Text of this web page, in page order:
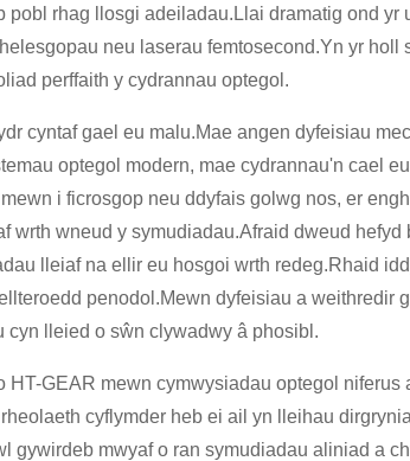
rhag llosgi adeiladau.Llai dramatig ond
neu laserau femtosecond.Yn yr holl
perffaith y cydrannau optegol.
cyntaf gael eu malu.Mae angen dyfeisiau
optegol modern, mae cydrannau'n cael
i ficrosgop neu ddyfais golwg nos, er
wneud y symudiadau.Afraid dweud
lleiaf na ellir eu hosgoi wrth redeg.Rhaid
penodol.Mewn dyfeisiau a weithredir
cyn lleied o sŵn clywadwy â phosibl.
GEAR mewn cymwysiadau optegol
cyflymder heb ei ail yn lleihau
gywirdeb mwyaf o ran symudiadau aliniad a